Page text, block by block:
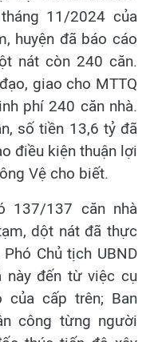
11/2024 của
huyện đã báo cáo
nát còn 240 căn.
giao cho MTTQ
phí 240 căn nhà.
số tiền 13,6 tỷ đã
điều kiện thuận lợi
Vệ cho biết.
137/137 căn nhà
dột nát đã thực
Chủ tịch UBND
này đến từ việc cụ
cấp trên; Ban
công từng người